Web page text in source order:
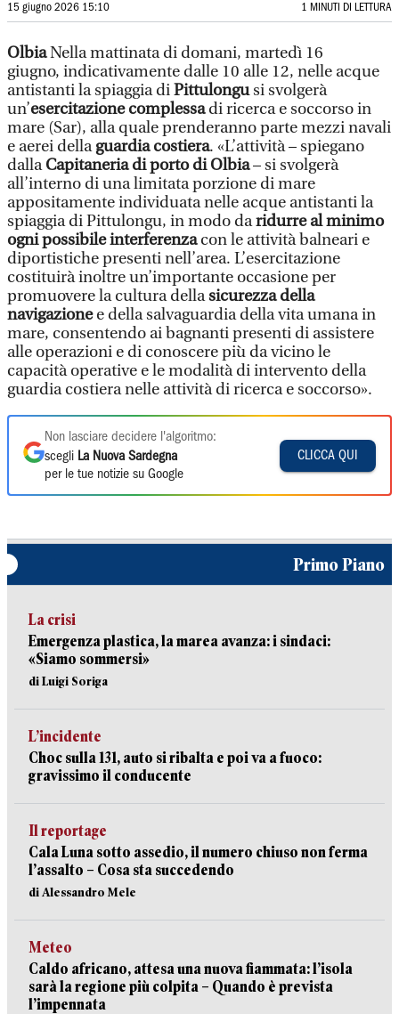
15 giugno 2026 15:10 1 MINUTI DI LETTURA
OlbiaNella mattinata di domani, martedì 16
giugno, indicativamente dalle 10 alle 12, nelle acque
antistanti la spiaggia diPittulongusi svolgerà
un’esercitazione complessadi ricerca e soccorso in
mare (Sar), alla quale prenderanno parte mezzi navali
e aerei dellaguardia costiera. «L’attività – spiegano
dallaCapitaneria di porto di Olbia– si svolgerà
all’interno di una limitata porzione di mare
appositamente individuata nelle acque antistanti la
spiaggia di Pittulongu, in modo daridurre al minimo
ogni possibile interferenzacon le attività balneari e
diportistiche presenti nell’area. L’esercitazione
costituirà inoltre un’importante occasione per
promuovere la cultura dellasicurezza della
navigazionee della salvaguardia della vita umana in
mare, consentendo ai bagnanti presenti di assistere
alle operazioni e di conoscere più da vicino le
capacità operative e le modalità di intervento della
guardia costiera nelle attività di ricerca e soccorso».
Non lasciare decidere l'algoritmo:
scegli La Nuova Sardegna
per le tue notizie su Google
CLICCA QUI
Primo Piano
La crisi
Emergenza plastica, la marea avanza: i sindaci:
«Siamo sommersi»
di Luigi Soriga
L’incidente
Choc sulla 131, auto si ribalta e poi va a fuoco:
gravissimo il conducente
Il reportage
Cala Luna sotto assedio, il numero chiuso non ferma
l’assalto – Cosa sta succedendo
di Alessandro Mele
Meteo
Caldo africano, attesa una nuova fiammata: l’isola
sarà la regione più colpita – Quando è prevista
l’impennata